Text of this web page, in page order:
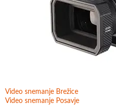
Video snemanje Brežice
Video snemanje Posavje